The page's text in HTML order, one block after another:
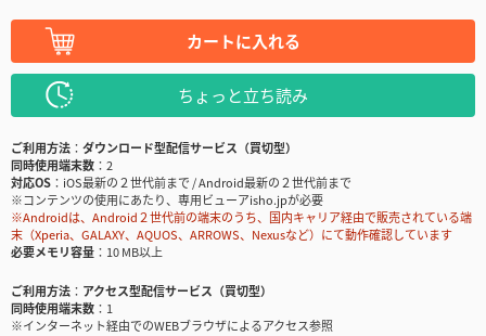
カートに入れる
ちょっと立ち読み
ご利用方法
ダウンロード型配信サービス（買切型）
同時使用端末数
2
対応OS
iOS最新の２世代前まで / Android最新の２世代前まで
※コンテンツの使用にあたり、専用ビューアisho.jpが必要
※Androidは、Android２世代前の端末のうち、国内キャリア経由で販売されている端
末（Xperia、GALAXY、AQUOS、ARROWS、Nexusなど）にて動作確認しています
必要メモリ容量
10 MB以上
ご利用方法
アクセス型配信サービス（買切型）
同時使用端末数
1
※インターネット経由でのWEBブラウザによるアクセス参照